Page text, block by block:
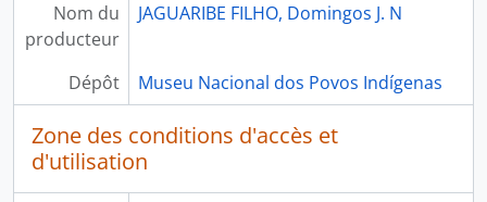
Nom du
producteur
JAGUARIBE FILHO, Domingos J. N
Dépôt Museu Nacional dos Povos Indígenas
Zone des conditions d'accès et
d'utilisation